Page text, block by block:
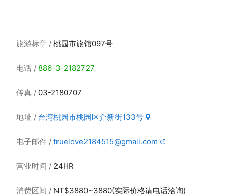
旅游标章 桃园市旅馆097号
电话 886-3-2182727
传真 03-2180707
地址 台湾桃园市桃园区介新街133号
电子邮件 truelove2184515@gmail.com
营业时间 24HR
消费区间 NT$3880~3880(实际价格请电话洽询)